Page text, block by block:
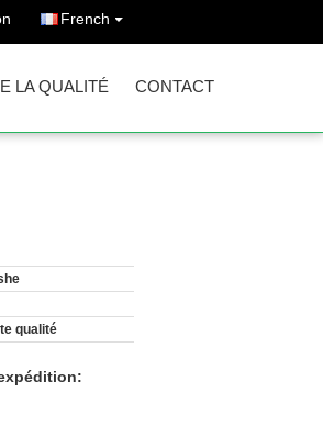
French
LA QUALITÉ CONTACT
qualité